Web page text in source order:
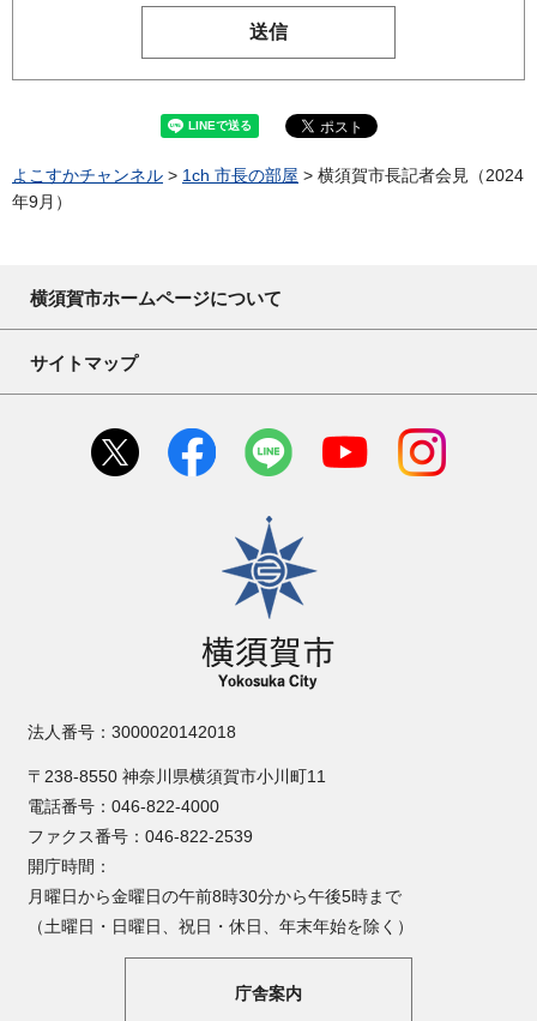
よこすかチャンネル > 1ch 市長の部屋 > 横須賀市長記者会見（2024
年9月）
横須賀市ホームページについて
サイトマップ
横須賀市
法人番号：3000020142018
〒238-8550 神奈川県横須賀市小川町11
電話番号：046-822-4000
ファクス番号：046-822-2539
開庁時間：
月曜日から金曜日の午前8時30分から午後5時まで
（土曜日・日曜日、祝日・休日、年末年始を除く）
庁舎案内